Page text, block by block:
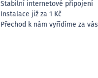
Stabilní internetové připojení
Instalace již za 1 Kč
Přechod k nám vyřídíme za vás